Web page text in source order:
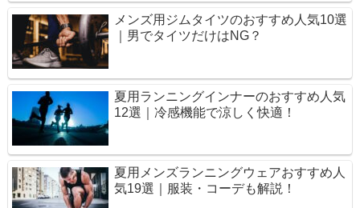
メンズ用ジムタイツのおすすめ人気10選
｜男でタイツだけはNG？
夏用ランニングインナーのおすすめ人気
12選｜冷感機能で涼しく快適！
夏用メンズランニングウェアおすすめ人
気19選｜服装・コーデも解説！